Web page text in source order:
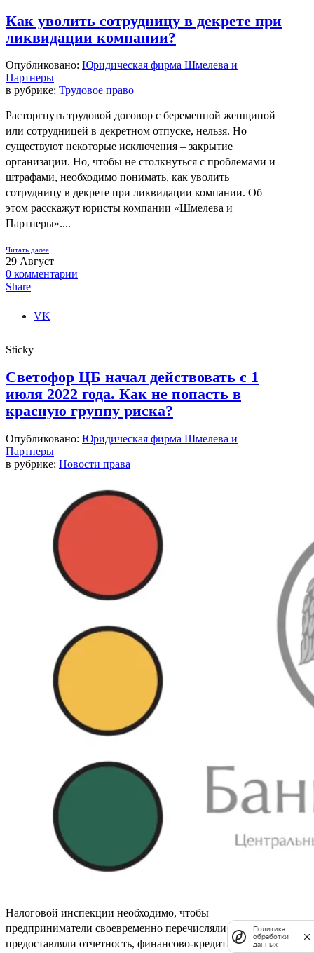
Как уволить сотрудницу в декрете при
ликвидации компании?
Опубликовано: Юридическая фирма Шмелева и
Партнеры
в рубрике: Трудовое право
Расторгнуть трудовой договор с беременной женщиной
или сотрудницей в декретном отпуске, нельзя. Но
существуют некоторые исключения – закрытие
организации. Но, чтобы не столкнуться с проблемами и
штрафами, необходимо понимать, как уволить
сотрудницу в декрете при ликвидации компании. Об
этом расскажут юристы компании «Шмелева и
Партнеры»....
Читать далее
29 Август
0 комментарии
Share
VK
Sticky
Светофор ЦБ начал действовать с 1
июля 2022 года. Как не попасть в
красную группу риска?
Опубликовано: Юридическая фирма Шмелева и
Партнеры
в рубрике: Новости права
Налоговой инспекции необходимо, чтобы
предприниматели своевременно перечисляли платежи,
предоставляли отчетность, финансово-кредитные
Политика
обработки
данных